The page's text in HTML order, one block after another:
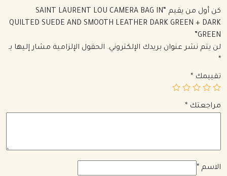
كن أول من يقيم “SAINT LAURENT LOU CAMERA BAG IN
QUILTED SUEDE AND SMOOTH LEATHER DARK GREEN + DARK
GREEN”
لن يتم نشر عنوان بريدك الإلكتروني. الحقول الإلزامية مشار إليها بـ
*
تقييمك *
مراجعتك *
الاسم *